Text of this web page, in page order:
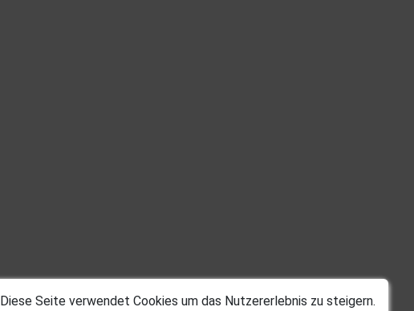
Diese Seite verwendet Cookies um das Nutzererlebnis zu steigern.